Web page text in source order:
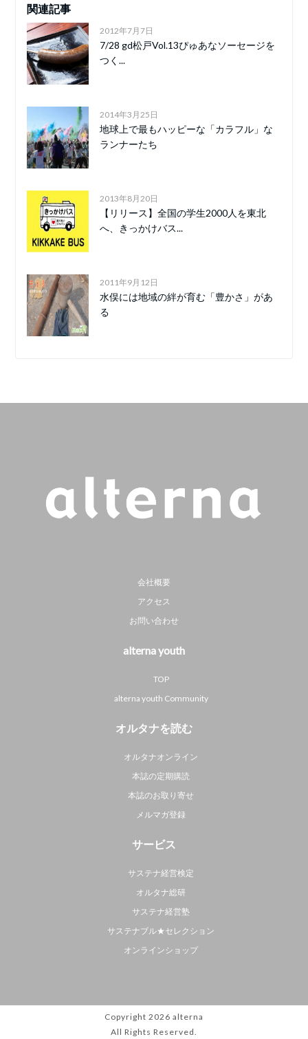
関連記事
2012年7月7日
7/28 gd松戸Vol.13ぴゅあなソーセージを
つく...
2014年3月25日
地球上で最もハッピーな「カラフル」な
ランナーたち
2013年8月20日
【リリース】全国の学生2000人を東北
へ、きっかけバス...
2011年9月12日
水俣には地域の絆が育む「豊かさ」があ
る
会社概要
アクセス
お問い合わせ
alterna youth
TOP
alterna youth Community
オルタナを読む
オルタナオンライン
本誌の定期購読
本誌のお取り寄せ
メルマガ登録
サービス
サステナ経営検定
オルタナ総研
サステナ経営塾
サステナブル★セレクション
オンラインショップ
Copyright 2026 alterna
All Rights Reserved.